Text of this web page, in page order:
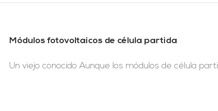
Módulos fotovoltaicos de célula partida
Un viejo conocido Aunque los módulos de célula